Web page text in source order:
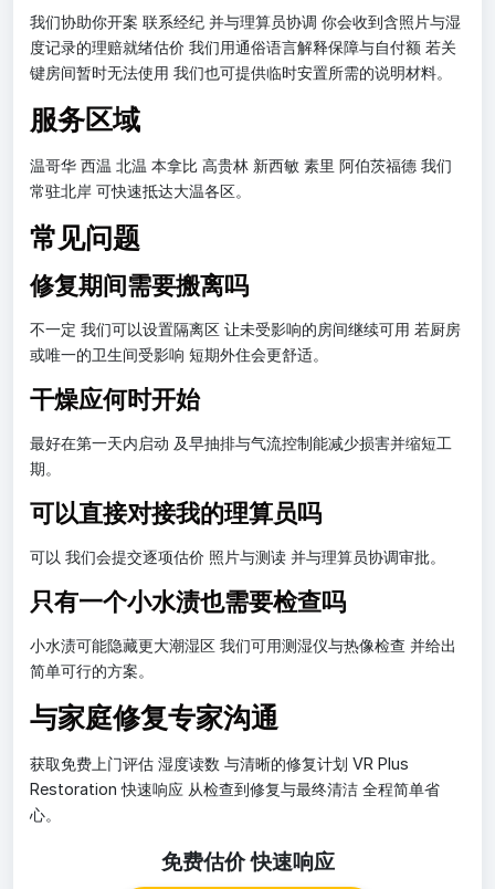
我们协助你开案 联系经纪 并与理算员协调 你会收到含照片与湿
度记录的理赔就绪估价 我们用通俗语言解释保障与自付额 若关
键房间暂时无法使用 我们也可提供临时安置所需的说明材料。
服务区域
温哥华 西温 北温 本拿比 高贵林 新西敏 素里 阿伯茨福德 我们
常驻北岸 可快速抵达大温各区。
常见问题
修复期间需要搬离吗
不一定 我们可以设置隔离区 让未受影响的房间继续可用 若厨房
或唯一的卫生间受影响 短期外住会更舒适。
干燥应何时开始
最好在第一天内启动 及早抽排与气流控制能减少损害并缩短工
期。
可以直接对接我的理算员吗
可以 我们会提交逐项估价 照片与测读 并与理算员协调审批。
只有一个小水渍也需要检查吗
小水渍可能隐藏更大潮湿区 我们可用测湿仪与热像检查 并给出
简单可行的方案。
与家庭修复专家沟通
获取免费上门评估 湿度读数 与清晰的修复计划 VR Plus
Restoration 快速响应 从检查到修复与最终清洁 全程简单省
心。
免费估价 快速响应